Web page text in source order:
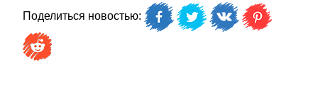
Поделиться новостью: